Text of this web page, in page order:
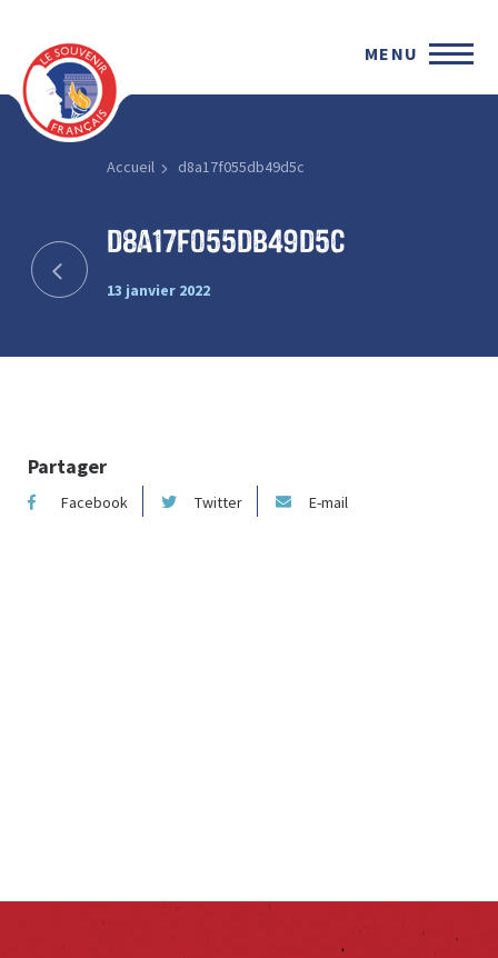
MENU
Accueil d8a17f055db49d5c
d8a17f055db49d5c
13 janvier 2022
Partager
Facebook Twitter E-mail